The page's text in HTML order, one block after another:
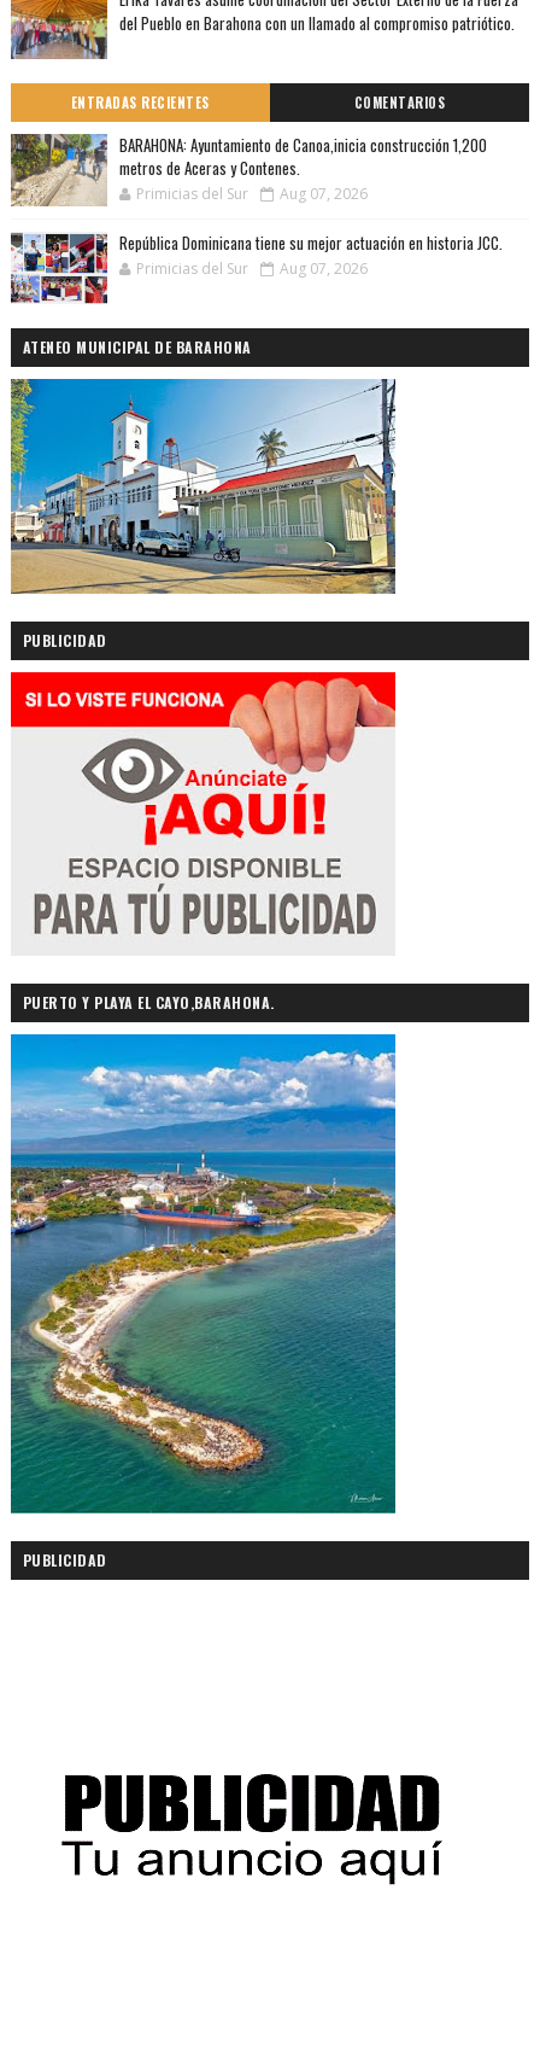
del Pueblo en Barahona con un llamado al compromiso patriótico.
ENTRADAS RECIENTES COMENTARIOS
BARAHONA: Ayuntamiento de Canoa,inicia construcción 1,200
metros de Aceras y Contenes.
Primicias del Sur Aug 07, 2026
República Dominicana tiene su mejor actuación en historia JCC.
Primicias del Sur Aug 07, 2026
ATENEO MUNICIPAL DE BARAHONA
PUBLICIDAD
PUERTO Y PLAYA EL CAYO,BARAHONA.
PUBLICIDAD